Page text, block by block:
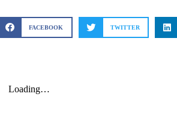
FACEBOOK TWITTER